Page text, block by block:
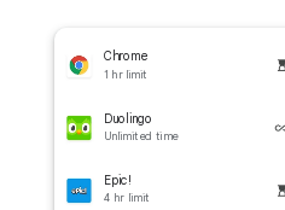
Chrome
1 hr limit
Duolingo
Unlimited time
Epic!
4 hr limit